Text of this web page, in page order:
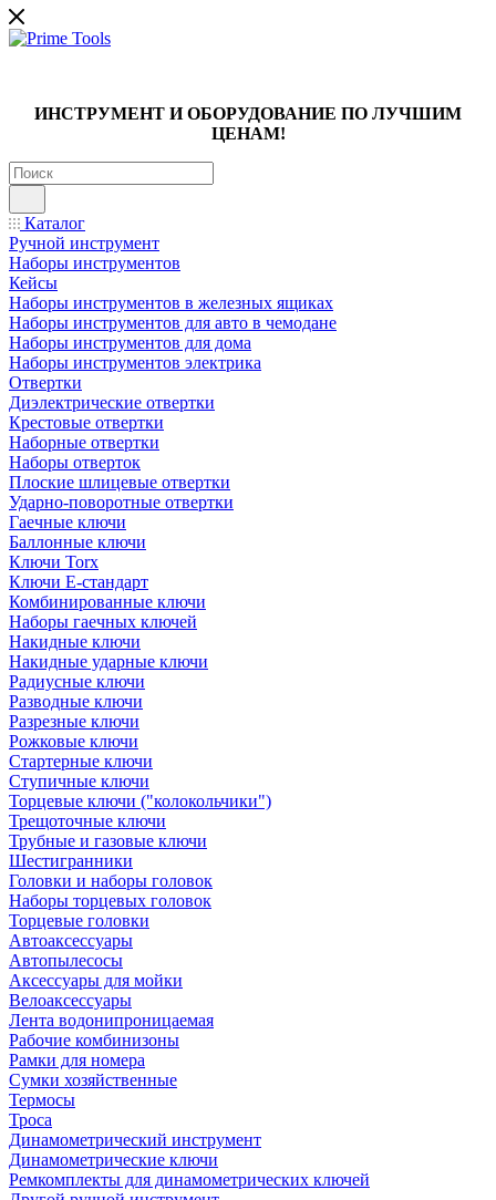
ИНСТРУМЕНТ И ОБОРУДОВАНИЕ ПО ЛУЧШИМ
ЦЕНАМ!
Каталог
Ручной инструмент
Наборы инструментов
Кейсы
Наборы инструментов в железных ящиках
Наборы инструментов для авто в чемодане
Наборы инструментов для дома
Наборы инструментов электрика
Отвертки
Диэлектрические отвертки
Крестовые отвертки
Наборные отвертки
Наборы отверток
Плоские шлицевые отвертки
Ударно-поворотные отвертки
Гаечные ключи
Баллонные ключи
Ключи Torx
Ключи Е-стандарт
Комбинированные ключи
Наборы гаечных ключей
Накидные ключи
Накидные ударные ключи
Радиусные ключи
Разводные ключи
Разрезные ключи
Рожковые ключи
Стартерные ключи
Ступичные ключи
Торцевые ключи ("колокольчики")
Трещоточные ключи
Трубные и газовые ключи
Шестигранники
Головки и наборы головок
Наборы торцевых головок
Торцевые головки
Автоаксессуары
Автопылесосы
Аксессуары для мойки
Велоаксессуары
Лента водонипроницаемая
Рабочие комбинизоны
Рамки для номера
Сумки хозяйственные
Термосы
Троса
Динамометрический инструмент
Динамометрические ключи
Ремкомплекты для динамометрических ключей